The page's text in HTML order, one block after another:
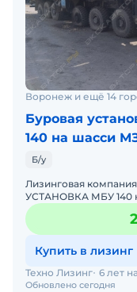
Воронеж и ещё 14
Буровая
140 на шасси
Б/у
Лизинговая
УСТАНОВКА МБУ 140
г.в.Возможно
оборотами не
Купить в лизинг
Обновлено сегодня
Техно Лизинг 6 лет